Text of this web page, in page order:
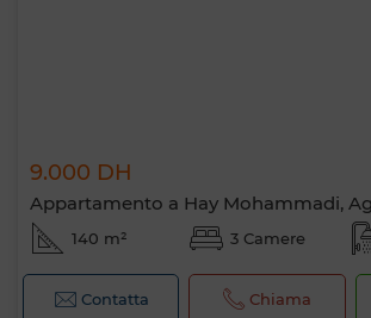
9.000 DH
Appartamento a Hay Mohammadi,
140 m² 3 Camere
Contatta Chiama